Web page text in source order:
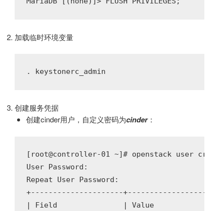
加载临时环境变量
创建服务凭据
创建cinder用户，自定义密码为cinder：
[root@controller-01 ~]# openstack user
User Password:
Repeat User Password:
+---------------------
| Field               | Value